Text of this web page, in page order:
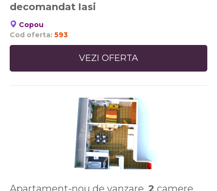
decomandat Iasi
Copou
Cod oferta: 593
VEZI OFERTA
Apartament-nou de vanzare, 2 camere,